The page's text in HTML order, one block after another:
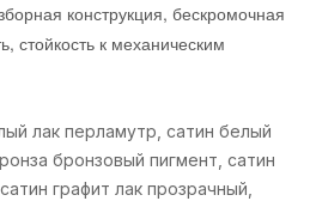
конструкция, бескромочная
стойкость к механическим
лак перламутр, cатин белый
бронзовый пигмент, cатин
графит лак прозрачный,